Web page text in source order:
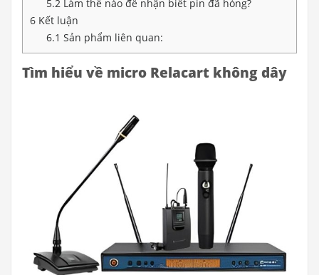
5.2Làm thế nào để nhận biết pin đã hỏng?
6 Kết luận
6.1 Sản phẩm liên quan:
Tìm hiểu về micro Relacart không dây